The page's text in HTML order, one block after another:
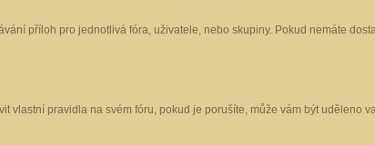
příloh pro jednotlivá fóra, uživatele, nebo skupiny. Pokud nemáte
vlastní pravidla na svém fóru, pokud je porušíte, může vám být